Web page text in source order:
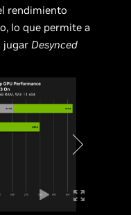
rendimiento
lo que permite a
jugar Desynced